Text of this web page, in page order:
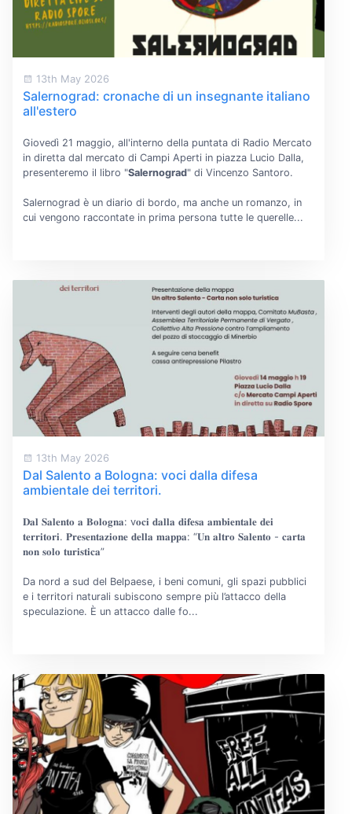
13th May 2026
Salernograd: cronache di un insegnante italiano
all'estero
Giovedì 21 maggio, all'interno della puntata di Radio Mercato
in diretta dal mercato di Campi Aperti in piazza Lucio Dalla,
presenteremo il libro "Salernograd" di Vincenzo Santoro.
Salernograd è un diario di bordo, ma anche un romanzo, in
cui vengono raccontate in prima persona tutte le querelle...
13th May 2026
Dal Salento a Bologna: voci dalla difesa
ambientale dei territori.
𝐃𝐚𝐥 𝐒𝐚𝐥𝐞𝐧𝐭𝐨 𝐚 𝐁𝐨𝐥𝐨𝐠𝐧𝐚: v𝐨𝐜𝐢 𝐝𝐚𝐥𝐥𝐚 𝐝𝐢𝐟𝐞𝐬𝐚 𝐚𝐦𝐛𝐢𝐞𝐧𝐭𝐚𝐥𝐞 𝐝𝐞𝐢
𝐭𝐞𝐫𝐫𝐢𝐭𝐨𝐫𝐢. 𝐏𝐫𝐞𝐬𝐞𝐧𝐭𝐚𝐳𝐢𝐨𝐧𝐞 𝐝𝐞𝐥𝐥𝐚 𝐦𝐚𝐩𝐩𝐚: “𝐔𝐧 𝐚𝐥𝐭𝐫𝐨 𝐒𝐚𝐥𝐞𝐧𝐭𝐨 - 𝐜𝐚𝐫𝐭𝐚
𝐧𝐨𝐧 𝐬𝐨𝐥𝐨 𝐭𝐮𝐫𝐢𝐬𝐭𝐢𝐜𝐚”
Da nord a sud del Belpaese, i beni comuni, gli spazi pubblici
e i territori naturali subiscono sempre più l’attacco della
speculazione. È un attacco dalle fo...